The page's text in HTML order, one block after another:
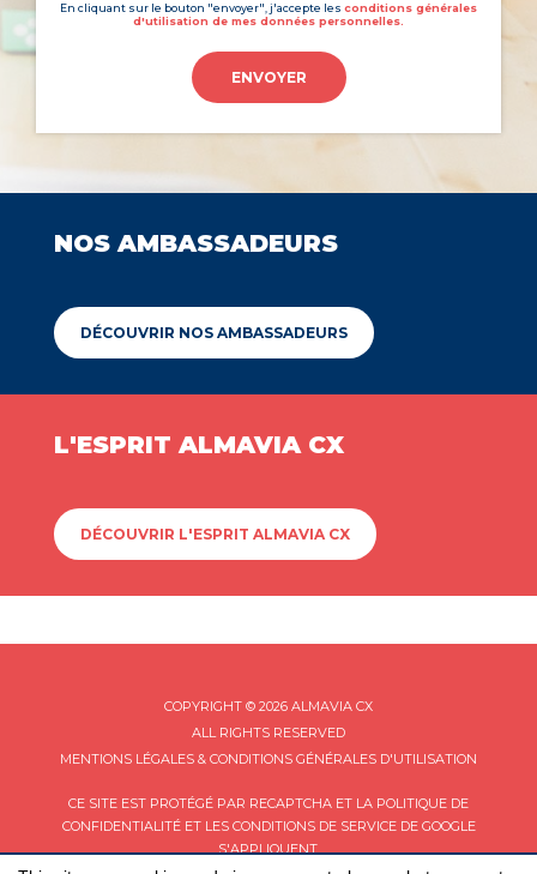
En cliquant sur le bouton "envoyer", j'accepte les conditions générales
d'utilisation de mes données personnelles.
ENVOYER
NOS AMBASSADEURS
DÉCOUVRIR NOS AMBASSADEURS
L'ESPRIT ALMAVIA CX
DÉCOUVRIR L'ESPRIT ALMAVIA CX
COPYRIGHT © 2026 ALMAVIA CX
ALL RIGHTS RESERVED
MENTIONS LÉGALES & CONDITIONS GÉNÉRALES D'UTILISATION
CE SITE EST PROTÉGÉ PAR RECAPTCHA ET LA POLITIQUE DE
CONFIDENTIALITÉET LES CONDITIONS DE SERVICEDE GOOGLE
S'APPLIQUENT.